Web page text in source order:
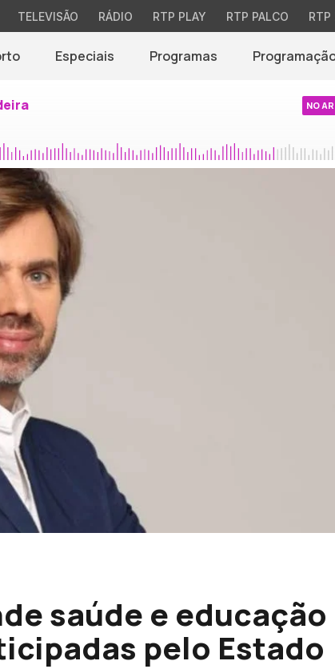
TELEVISÃO RÁDIO RTP PLAY RTP PALCO RTP
Especiais Programas
NO AR
saúde e educação
pelo Estado